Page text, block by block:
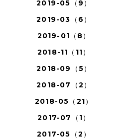
2019-05（9）
2019-03（6）
2019-01（8）
2018-11（11）
2018-09（5）
2018-07（2）
2018-05（21）
2017-07（1）
2017-05（2）